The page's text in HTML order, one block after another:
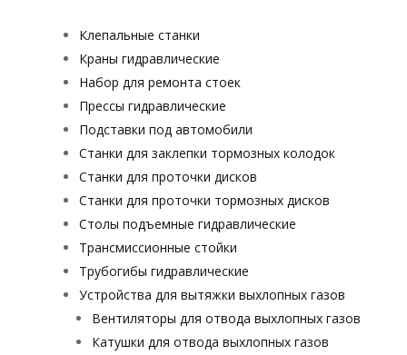
Клепальные станки
Краны гидравлические
Набор для ремонта стоек
Прессы гидравлические
Подставки под автомобили
Станки для заклепки тормозных колодок
Станки для проточки дисков
Станки для проточки тормозных дисков
Столы подъемные гидравлические
Трансмиссионные стойки
Трубогибы гидравлические
Устройства для вытяжки выхлопных газов
Вентиляторы для отвода выхлопных газов
Катушки для отвода выхлопных газов